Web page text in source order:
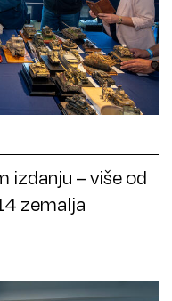
izdanju – više od
zemalja